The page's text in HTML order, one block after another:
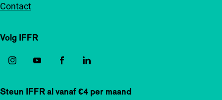
Contact
Volg IFFR
Steun IFFR al vanaf €4 per maand